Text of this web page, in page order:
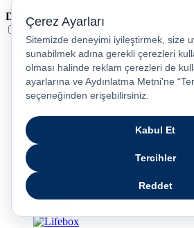
Dil
Türkçe
English
عربى
русский